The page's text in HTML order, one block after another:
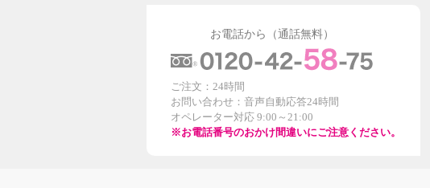
お電話から（通話無料）
ご注文：24時間
お問い合わせ：音声自動応答24時間
オペレーター対応 9:00～21:00
※お電話番号のおかけ間違いにご注意ください。